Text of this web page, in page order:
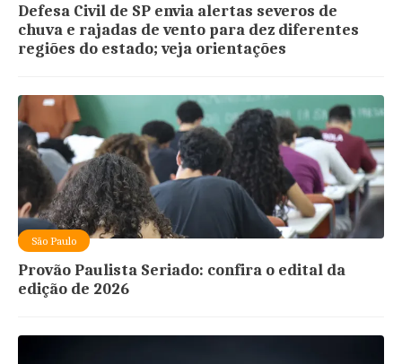
Defesa Civil de SP envia alertas severos de
chuva e rajadas de vento para dez diferentes
regiões do estado; veja orientações
São Paulo
Provão Paulista Seriado: confira o edital da
edição de 2026